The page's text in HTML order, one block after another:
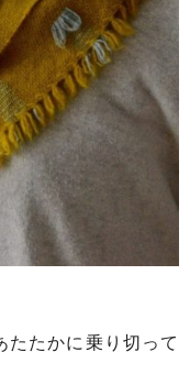
たたかに乗り切って